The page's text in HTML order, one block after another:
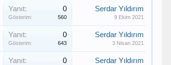
Yanıt: 0
Gösterim: 560
Serdar Yıldırım
9 Ekim 2021
Yanıt: 0
Gösterim: 643
Serdar Yıldırım
3 Nisan 2021
Yanıt: 0 Serdar Yıldırım